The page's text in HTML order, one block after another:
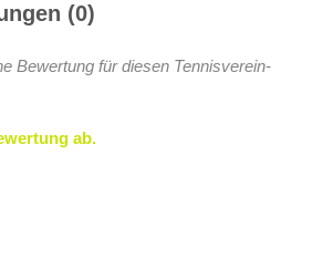
0
Bewertung für diesen Tennisverein-
ab.